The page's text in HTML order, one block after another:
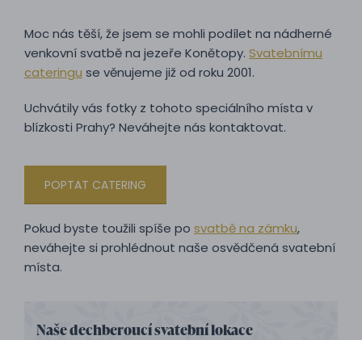
Moc nás těší, že jsem se mohli podílet na nádherné
venkovní svatbě na jezeře Konětopy. Svatebnímu
cateringu se věnujeme již od roku 2001.
Uchvátily vás fotky z tohoto speciálního místa v
blízkosti Prahy? Neváhejte nás kontaktovat.
POPTAT CATERING
Pokud byste toužili spíše po svatbě na zámku,
neváhejte si prohlédnout naše osvědčená svatební
místa.
Naše dechberoucí svatební lokace